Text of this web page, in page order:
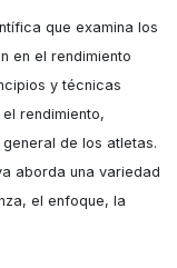
que examina los
en el rendimiento
y técnicas
rendimiento,
de los atletas.
aborda una variedad
el enfoque, la